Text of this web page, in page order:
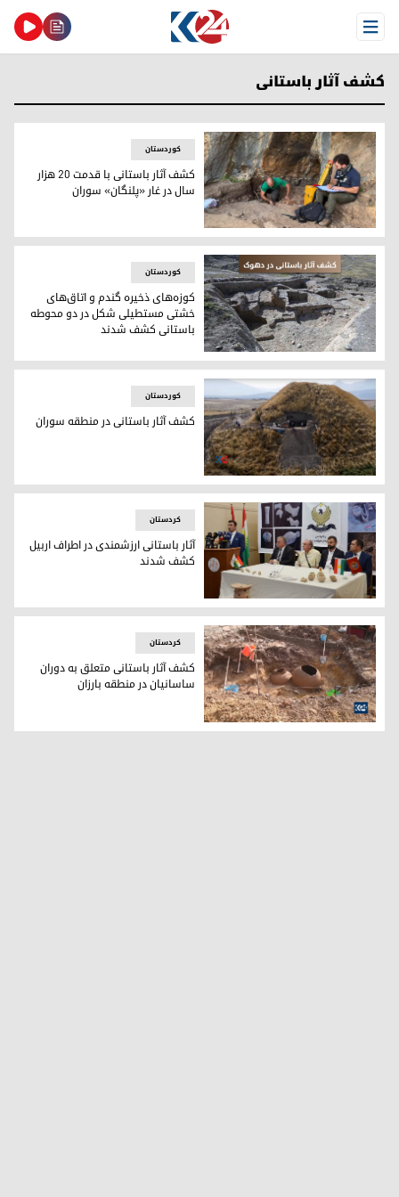
Open Menu
کشف آثار باستانی
کشف آثار باستانی در غار "پلنگان" در اقلیم کوردستان
کوردستان
کشف آثار باستانی با قدمت ۲۰ هزار
سال در غار «پلنگان» سوران
کوزه‌های ذخیره گندم و اتاق‌های خشتی مستطیلی شکل در
کوردستان
کوزه‌های ذخیره گندم و اتاق‌های
خشتی مستطیلی شکل در دو محوطه
باستانی کشف شدند
باستان‌شناسان در حال کاوش در محوطه‌‌ باستانی سوران
کوردستان
کشف آثار باستانی در منطقه سوران
آثار باستانی ارزشمندی در اطراف اربیل کشف شدند
کردستان
آثار باستانی ارزشمندی در اطراف اربیل
کشف شدند
کوزه‌های کشف شده در منطقه بارزان که قدمت آنها به دوران
کردستان
کشف آثار باستانی متعلق به دوران
ساسانیان در منطقه بارزان